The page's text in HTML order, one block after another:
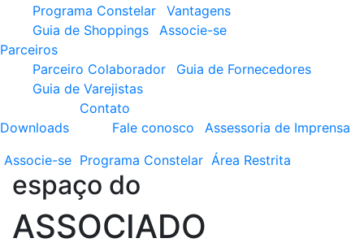
Programa Constelar
Vantagens
Guia de Shoppings
Associe-se
Parceiros
Parceiro Colaborador
Guia de Fornecedores
Guia de Varejistas
Downloads
Contato
Fale conosco
Assessoria de Imprensa
Associe-se Programa Constelar Área Restrita
espaço do
ASSOCIADO